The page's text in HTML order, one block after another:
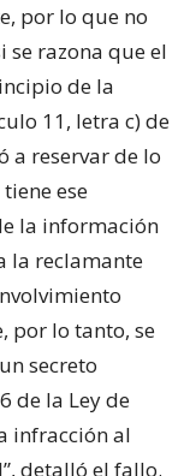
por lo que no
se razona que el
de la
11, letra c) de
a reservar de lo
ese
la información
la reclamante
por lo tanto, se
secreto
de la Ley de
infracción al
detalló el fallo.